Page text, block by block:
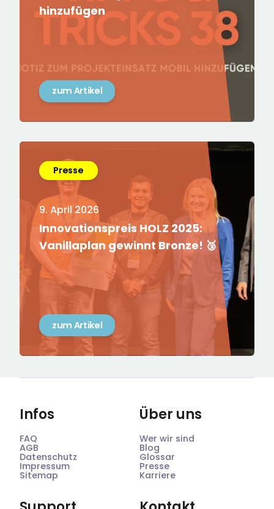
hinzufügen
zum Artikel
Presse
9. April 2026
Innovationspreis HOLZ 2025:
Vanillaplan gewinnt Bronze! 🥉
zum Artikel
Infos
FAQ
AGB
Datenschutz
Impressum
Sitemap
Über uns
Wer wir sind
Blog
Glossar
Presse
Karriere